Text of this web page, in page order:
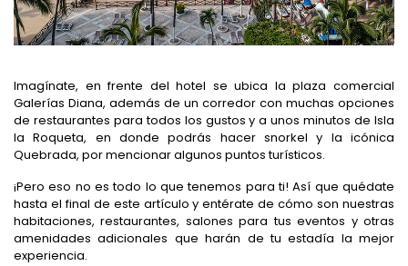
Imagínate, en frente del hotel se ubica la plaza comercial
Galerías Diana, además de un corredor con muchas opciones
de restaurantes para todos los gustos y a unos minutos de Isla
la Roqueta, en donde podrás hacer snorkel y la icónica
Quebrada, por mencionar algunos puntos turísticos.
¡Pero eso no es todo lo que tenemos para ti! Así que quédate
hasta el final de este artículo y entérate de cómo son nuestras
habitaciones, restaurantes, salones para tus eventos y otras
amenidades adicionales que harán de tu estadía la mejor
experiencia.